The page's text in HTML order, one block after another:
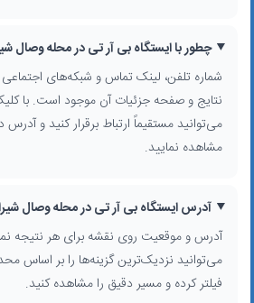
چطور با ایستگاه بی آر تی در محله وصال
شماره تلفن، لینک تماس و شبکه‌های
نتایج و صفحه جزئیات آن موجود است. با
می‌توانید مستقیماً ارتباط برقرار کنید و
مشاهده نمایید.
آدرس ایستگاه بی آر تی در محله وصال
آدرس و موقعیت روی نقشه برای هر نتیجه
می‌توانید نزدیک‌ترین گزینه‌ها را بر اساس
فیلتر کرده و مسیر دقیق را مشاهده کنید.